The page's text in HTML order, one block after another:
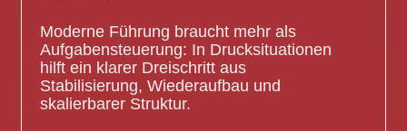
Moderne Führung braucht mehr als
Aufgabensteuerung: In Drucksituationen
hilft ein klarer Dreischritt aus
Stabilisierung, Wiederaufbau und
skalierbarer Struktur.